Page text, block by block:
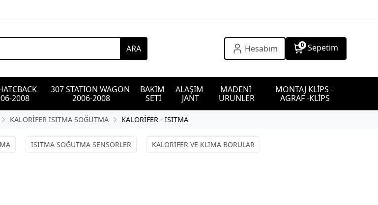
ARA Hesabım 0 Sepetim
2008
307 STATION WAGON
2006-2008
BAKIM
SETİ
ALAŞIM
JANT
MADENİ
ÜRÜNLER
MONTAJ KLİPS -
AGRAF -KLİPS
KALORİFER ISITMA SOĞUTMA KALORİFER - ISITMA
ISITMA SOĞUTMA SENSÖRLER
KALORİFER VE KLİMA BORULAR